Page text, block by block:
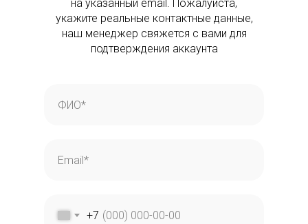
+7
на указанный email. Пожалуйста,
укажите реальные контактные данные,
наш менеджер свяжется с вами для
подтверждения аккаунта